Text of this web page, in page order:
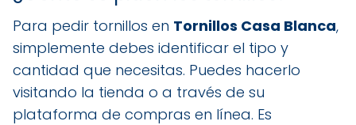
Para pedir tornillos en Tornillos Casa Blanca,
simplemente debes identificar el tipo y
cantidad que necesitas. Puedes hacerlo
visitando la tienda o a través de su
plataforma de compras en línea. Es